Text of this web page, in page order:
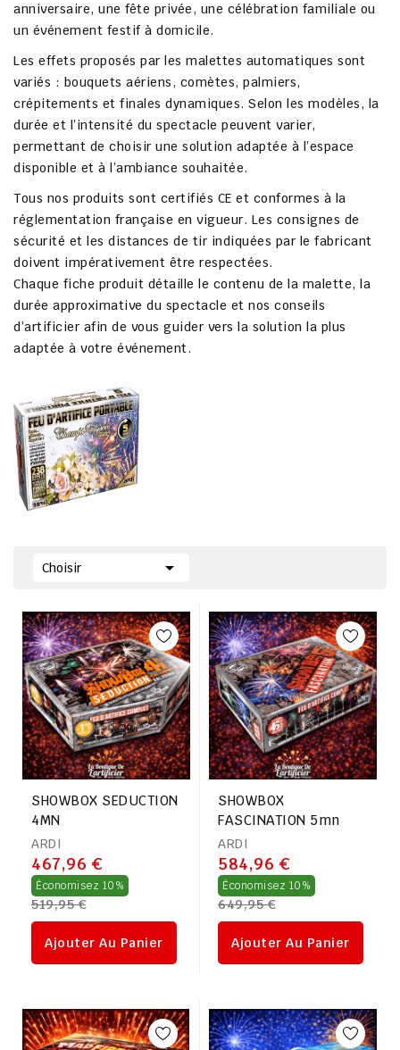
anniversaire, une fête privée, une célébration familiale ou
un événement festif à domicile.
Les effets proposés par les malettes automatiques sont
variés : bouquets aériens, comètes, palmiers,
crépitements et finales dynamiques. Selon les modèles, la
durée et l’intensité du spectacle peuvent varier,
permettant de choisir une solution adaptée à l’espace
disponible et à l’ambiance souhaitée.
Tous nos produits sont certifiés CE et conformes à la
réglementation française en vigueur. Les consignes de
sécurité et les distances de tir indiquées par le fabricant
doivent impérativement être respectées.
Chaque fiche produit détaille le contenu de la malette, la
durée approximative du spectacle et nos conseils
d’artificier afin de vous guider vers la solution la plus
adaptée à votre événement.
Choisir 
SHOWBOX SEDUCTION
4MN
ARDI
467,96 €
Économisez 10% Prix
régulier
519,95 €
Ajouter Au Panier
SHOWBOX
FASCINATION 5mn
ARDI
584,96 €
Économisez 10% Prix
régulier
649,95 €
Ajouter Au Panier